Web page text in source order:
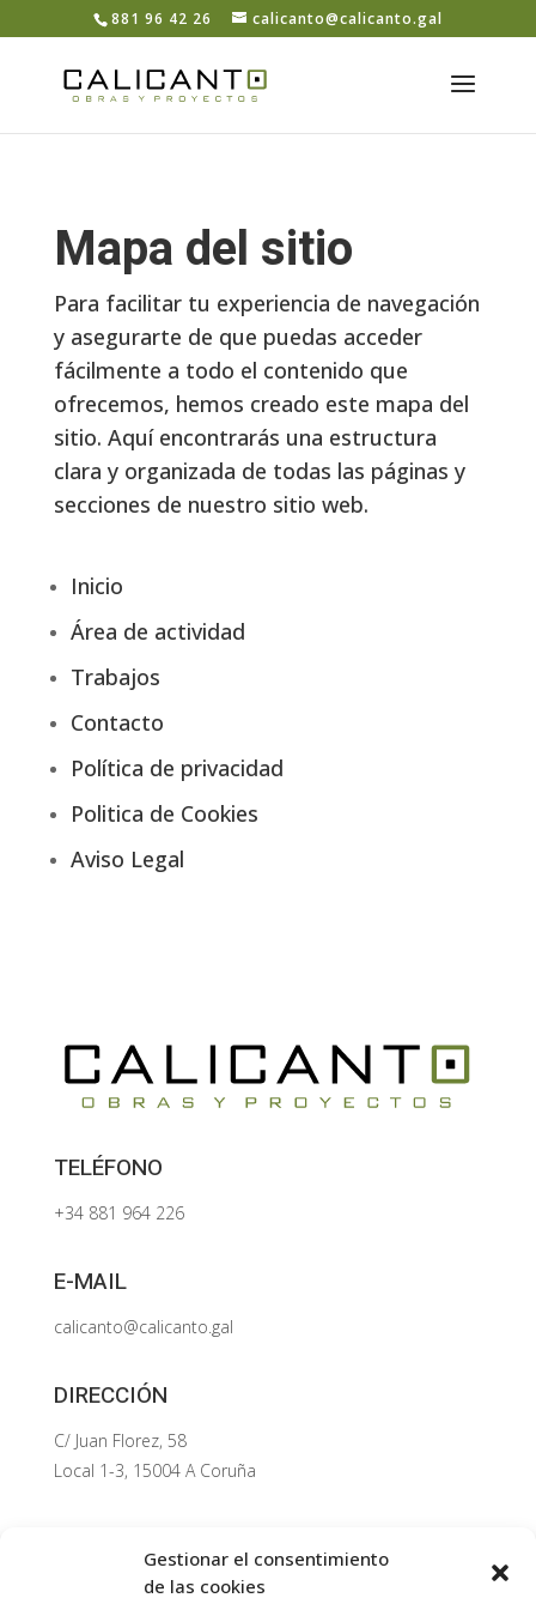
Abrir barra de herramientas
Gestionar el consentimiento
de las cookies
881 96 42 26 calicanto@calicanto.gal
Mapa del sitio
Para facilitar tu experiencia de navegación
y asegurarte de que puedas acceder
fácilmente a todo el contenido que
ofrecemos, hemos creado este mapa del
sitio. Aquí encontrarás una estructura
clara y organizada de todas las páginas y
secciones de nuestro sitio web.
Inicio
Área de actividad
Trabajos
Contacto
Política de privacidad
Politica de Cookies
Aviso Legal
TELÉFONO
+34 881 964 226
E-MAIL
calicanto@calicanto.gal
DIRECCIÓN
C/ Juan Florez, 58
Local 1-3, 15004 A Coruña
Áreas de actividad